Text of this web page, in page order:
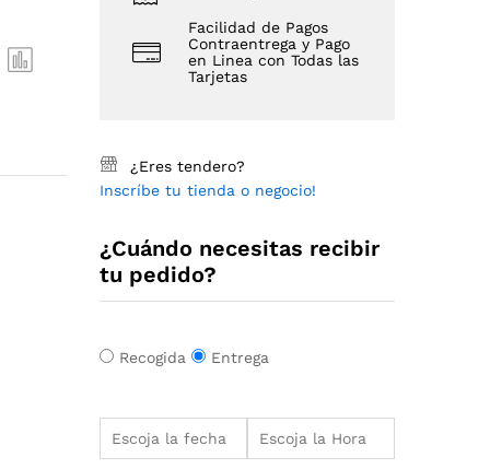
Facilidad de Pagos
Contraentrega y Pago
en Linea con Todas las
Tarjetas
¿Eres tendero?
Inscríbe tu tienda o negocio!
¿Cuándo necesitas recibir
tu pedido?
Recogida Entrega